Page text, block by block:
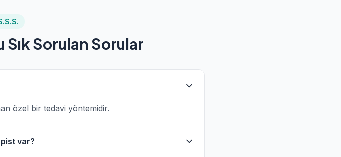
Sorulan Sorular
özel bir tedavi yöntemidir.
var?